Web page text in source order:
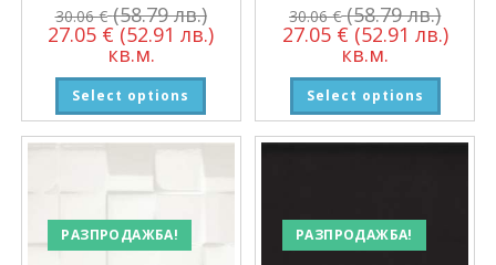
30.06€ (58.79 лв.)
27.05 € (52.91 лв.)
кв.м.
Select options
30.06€ (58.79 лв.)
27.05 € (52.91 лв.)
кв.м.
Select options
РАЗПРОДАЖБА! РАЗПРОДАЖБА!